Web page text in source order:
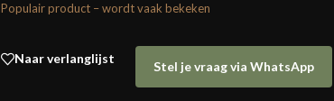
Populair product – wordt vaak bekeken
Naar verlanglijst
Stel je vraag via WhatsApp